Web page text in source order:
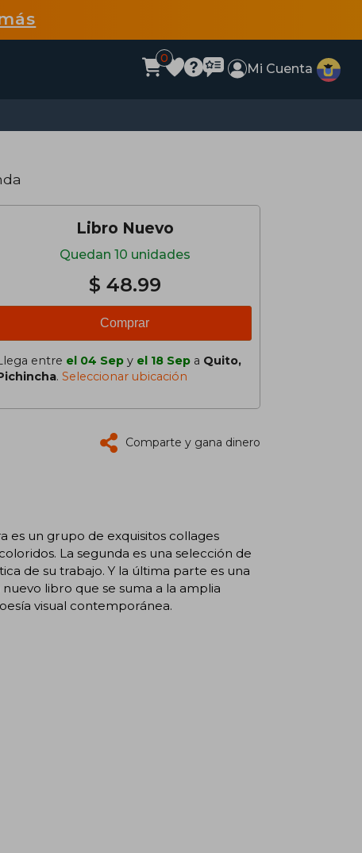
0
Mi Cuenta
Libro Nuevo
Quedan 10 unidades
$ 48.99
Comprar
entre el 04 Sep y el 18 Sep a Quito,
. Seleccionar ubicación
Comparte y gana dinero
es un grupo de exquisitos collages
La segunda es una selección de
de su trabajo. Y la última parte es una
libro que se suma a la amplia
visual contemporánea.